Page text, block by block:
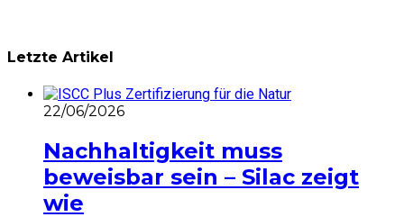
Letzte Artikel
22/06/2026
Nachhaltigkeit muss
beweisbar sein – Silac zeigt
wie